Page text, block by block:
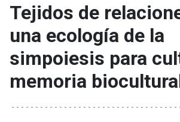
Tejidos de
una ecología de la
simpoiesis para
memoria